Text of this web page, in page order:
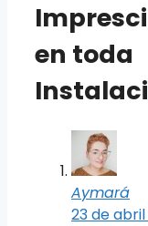
en toda
Aymará
23 de abril